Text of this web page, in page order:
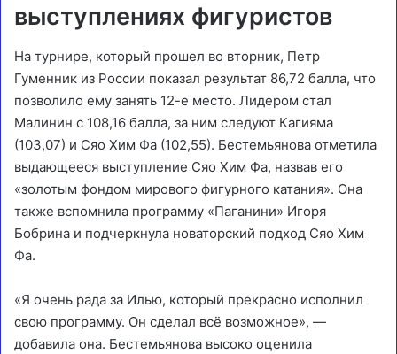
выступлениях фигуристов
На турнире, который прошел во вторник, Петр
Гуменник из России показал результат 86,72 балла, что
позволило ему занять 12-е место. Лидером стал
Малинин с 108,16 балла, за ним следуют Кагияма
(103,07) и Сяо Хим Фа (102,55). Бестемьянова отметила
выдающееся выступление Сяо Хим Фа, назвав его
«золотым фондом мирового фигурного катания». Она
также вспомнила программу «Паганини» Игоря
Бобрина и подчеркнула новаторский подход Сяо Хим
Фа.
«Я очень рада за Илью, который прекрасно исполнил
свою программу. Он сделал всё возможное», —
добавила она. Бестемьянова высоко оценила